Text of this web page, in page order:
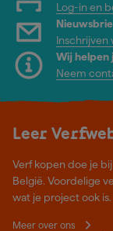
Log-in en
Inschrijven
Wij helpen
Neem
Leer
Verf kopen doe je
België. Voordelige
wat je project ook is.
Meer over ons